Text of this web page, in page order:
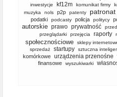
inwestycje kf12m komunikat firmy
muzyka nols p2p patenty patronat
podatki podcasty policja politycy
autorskie prawo prywatność
przeglądarki
przejęcia raporty
społecznościowe
sklepy
sprzedaż
startupy sztuczna
komórkowe
urządzenia przenośne
finansowe
wyszukiwarki